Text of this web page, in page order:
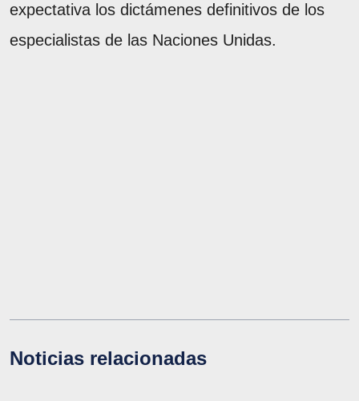
expectativa los dictámenes definitivos de los
especialistas de las Naciones Unidas.
Noticias relacionadas